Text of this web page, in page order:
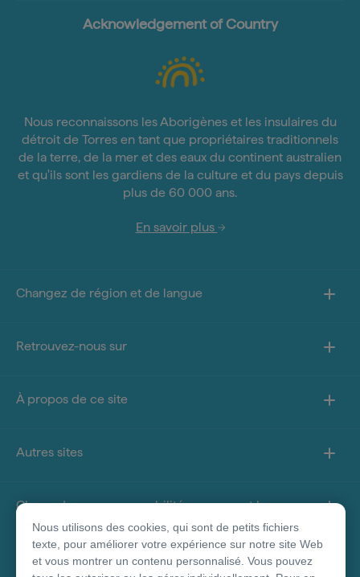
Acknowledgement of Country
Nous reconnaissons les Aborigènes et les insulaires du
détroit de Torres en tant que propriétaires traditionnels
de la terre, de la mer et des eaux du continent australien
et qu'ils sont les gardiens de la culture et du pays depuis
plus de 60 000 ans.
En savoir plus
Changez de région et de langue
Retrouvez-nous sur
À propos de ce site
Autres sites
Clause de non-responsabilité concernant les
produits
Nous utilisons des cookies, qui sont de petits fichiers
texte, pour améliorer votre expérience sur notre site Web
et vous montrer un contenu personnalisé. Vous pouvez